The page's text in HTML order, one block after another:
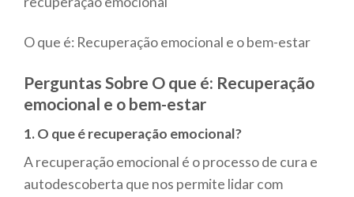
O que é: Recuperação emocional e o bem-estar
Perguntas Sobre O que é: Recuperação
emocional e o bem-estar
1. O que é recuperação emocional?
A recuperação emocional é o processo de cura e
autodescoberta que nos permite lidar com